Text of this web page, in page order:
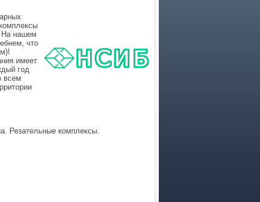
На нашем
что
имеет
год
всем
Резательные комплексы.